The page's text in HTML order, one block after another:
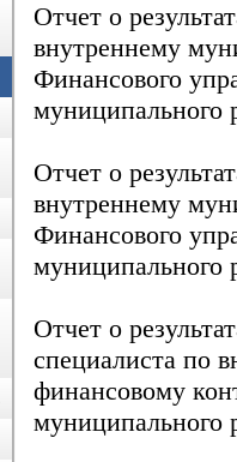
Отчет о
внутреннему
Финансового
муниципального
Отчет о
внутреннему
Финансового
муниципального
Отчет о
специалиста по
финансовому
муниципального